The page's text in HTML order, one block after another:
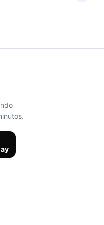
a fixar o conteúdo no
por